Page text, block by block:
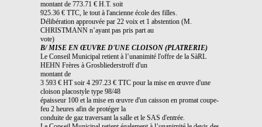
montant de 773.71 € H.T. soit
925.36 € TTC, le tout à l'ancienne école des filles.
Délibération approuvée par 22 voix et 1 abstention (M.
CHRISTMANN n’ayant pas pris part au
vote)
B/ MISE EN ŒUVRE D'UNE CLOISON (PLATRERIE)
Le Conseil Municipal retient à l’unanimité l'offre de la SàRL
HEHN Frères à Grosbliederstroff d'un
montant de
3 593 € HT soir 4 297.23 € TTC pour la mise en œuvre d'une
cloison placostyle type 98/48
épaisseur 100 et la mise en œuvre d'un caisson en promat coupe-
feu 2 heures afin de protéger la
conduite de gaz traversant la salle et le SAS d'entrée.